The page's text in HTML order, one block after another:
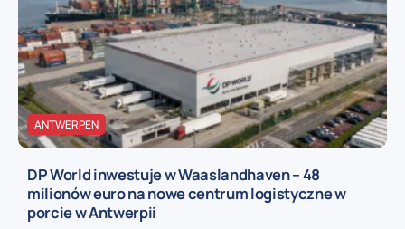
ANTWERPEN
DP World inwestuje w Waaslandhaven – 48
milionów euro na nowe centrum logistyczne w
porcie w Antwerpii